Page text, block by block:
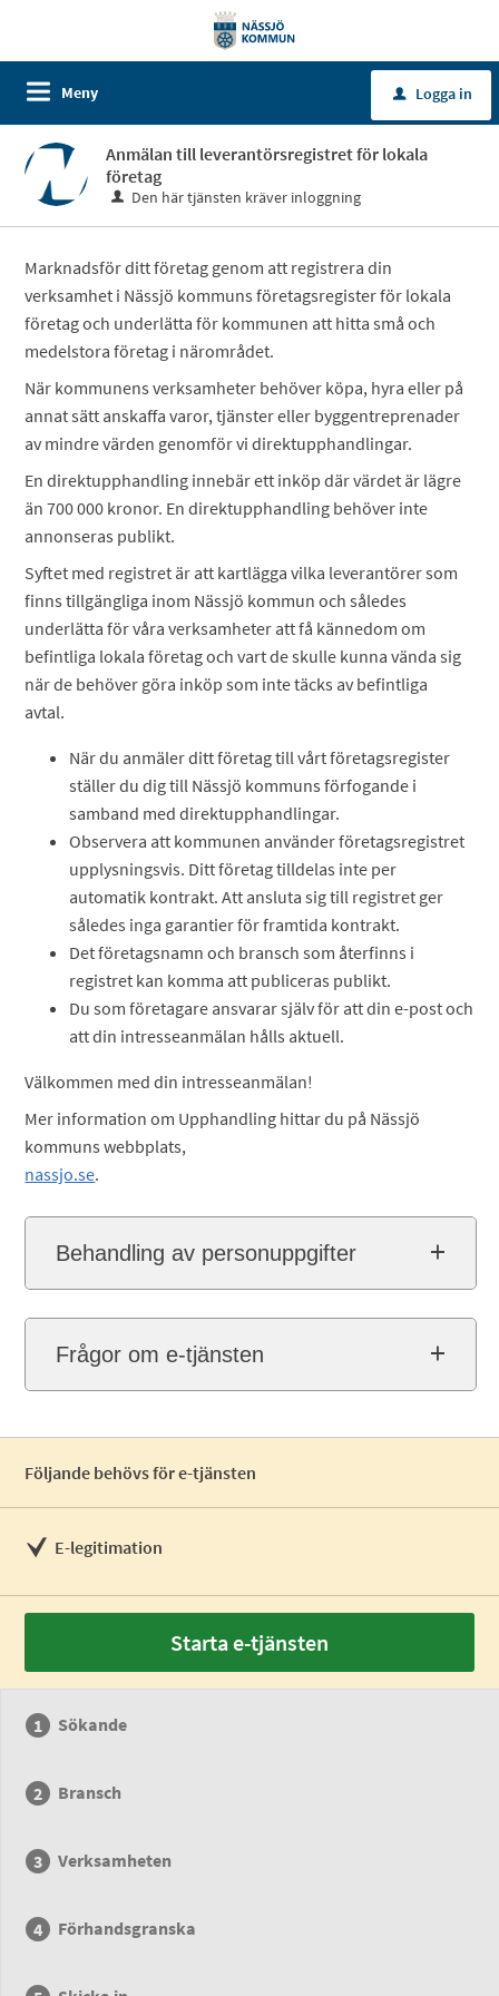
Meny u Logga in
Anmälan till leverantörsregistret för lokala
företag
Den här tjänsten kräver inloggning
Marknadsför ditt företag genom att registrera din
verksamhet i Nässjö kommuns företagsregister för lokala
företag och underlätta för kommunen att hitta små och
medelstora företag i närområdet.
När kommunens verksamheter behöver köpa, hyra eller på
annat sätt anskaffa varor, tjänster eller byggentreprenader
av mindre värden genomför vi direktupphandlingar.
En direktupphandling innebär ett inköp där värdet är lägre
än 700 000 kronor. En direktupphandling behöver inte
annonseras publikt.
Syftet med registret är att kartlägga vilka leverantörer som
finns tillgängliga inom Nässjö kommun och således
underlätta för våra verksamheter att få kännedom om
befintliga lokala företag och vart de skulle kunna vända sig
när de behöver göra inköp som inte täcks av befintliga
avtal.
När du anmäler ditt företag till vårt företagsregister
ställer du dig till Nässjö kommuns förfogande i
samband med direktupphandlingar.
Observera att kommunen använder företagsregistret
upplysningsvis. Ditt företag tilldelas inte per
automatik kontrakt. Att ansluta sig till registret ger
således inga garantier för framtida kontrakt.
Det företagsnamn och bransch som återfinns i
registret kan komma att publiceras publikt.
Du som företagare ansvarar själv för att din e-post och
att din intresseanmälan hålls aktuell.
Välkommen med din intresseanmälan!
Mer information om Upphandling hittar du på Nässjö
kommuns webbplats,
nassjo.se.
Behandling av personuppgifter
Frågor om e-tjänsten
Följande behövs för e-tjänsten
E-legitimation
Starta e-tjänsten
Sökande
Bransch
Verksamheten
Förhandsgranska